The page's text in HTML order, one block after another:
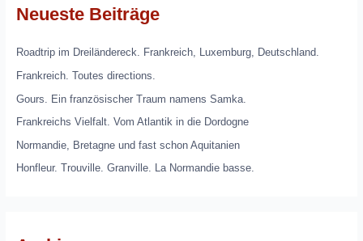
Neueste Beiträge
Roadtrip im Dreiländereck. Frankreich, Luxemburg, Deutschland.
Frankreich. Toutes directions.
Gours. Ein französischer Traum namens Samka.
Frankreichs Vielfalt. Vom Atlantik in die Dordogne
Normandie, Bretagne und fast schon Aquitanien
Honfleur. Trouville. Granville. La Normandie basse.